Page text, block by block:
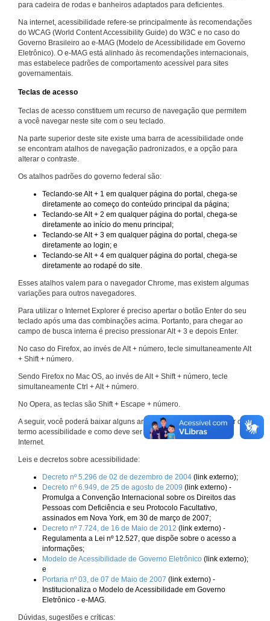
para cadeira de rodas e banheiros adaptados para deficientes.
Na internet, acessibilidade refere-se principalmente às recomendações
do WCAG (World Content Accessibility Guide) do W3C e no caso do
Governo Brasileiro ao e-MAG (Modelo de Acessibilidade em Governo
Eletrônico). O e-MAG está alinhado às recomendações internacionais,
mas estabelece padrões de comportamento acessível para sites
governamentais.
Teclas de acesso
Teclas de acesso constituem um recurso de navegação que permitem
a você navegar neste site com o seu teclado.
Na parte superior deste site existe uma barra de acessibilidade onde
se encontram atalhos de navegação padronizados, e a opção para
alterar o contraste.
Os atalhos padrões do governo federal são:
Teclando-se Alt + 1 em qualquer página do portal, chega-se
diretamente ao começo do conteúdo principal da página;
Teclando-se Alt + 2 em qualquer página do portal, chega-se
diretamente ao início do menu principal;
Teclando-se Alt + 3 em qualquer página do portal, chega-se
diretamente ao login; e
Teclando-se Alt + 4 em qualquer página do portal, chega-se
diretamente ao rodapé do site.
Esses atalhos valem para o navegador Chrome, mas existem algumas
variações para outros navegadores.
Para utilizar o Internet Explorer é preciso apertar o botão Enter do seu
teclado após uma das combinações acima. Portanto, para chegar ao
campo de busca interna é preciso pressionar Alt + 3 e depois Enter.
No caso do Firefox, ao invés de Alt + número, tecle simultaneamente Alt
+ Shift + número.
Sendo Firefox no Mac OS, ao invés de Alt + Shift + número, tecle
simultaneamente Ctrl + Alt + número.
No Opera, as teclas são Shift + Escape + número.
A seguir, você poderá baixar alguns arquivos que explicam melhor o
termo acessibilidade e como deve ser implementado nos sites da
Internet.
Leis e decretos sobre acessibilidade:
Decreto nº 5.296 de 02 de dezembro de 2004 (link externo);
Decreto nº 6.949, de 25 de agosto de 2009 (link externo) -
Promulga a Convenção Internacional sobre os Direitos das
Pessoas com Deficiência e seu Protocolo Facultativo,
assinados em Nova York, em 30 de março de 2007;
Decreto nº 7.724, de 16 de Maio de 2012 (link externo) -
Regulamenta a Lei nº 12.527, que dispõe sobre o acesso a
informações;
Modelo de Acessibilidade de Governo Eletrônico (link externo);
e
Portaria nº 03, de 07 de Maio de 2007 (link externo) -
Institucionaliza o Modelo de Acessibilidade em Governo
Eletrônico - e-MAG.
Dúvidas, sugestões e críticas: